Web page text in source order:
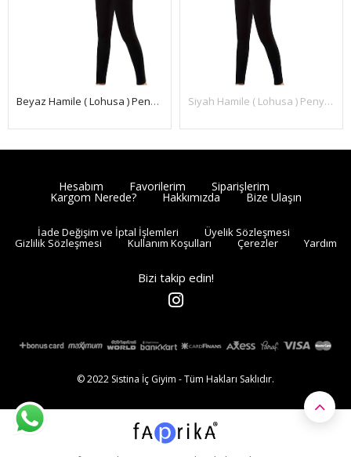
Beyaz Hamile ( Lohusa ) Penye Tayt - 560 Siyah Hamile ( Lohusa ) Penye Tayt - 560
Hesabım Favorilerim Siparişlerim
Kargom Nerede? Hakkımızda Bize Ulaşın
İade Değişim ve İptal İşlemleri Üyelik Sözleşmesi
Gizlilik Sözleşmesi Kullanım Koşulları Çerezler Yardım
Bizi takip edin!
© 2022 Sistina İç Giyim - Tüm Hakları Saklıdır.